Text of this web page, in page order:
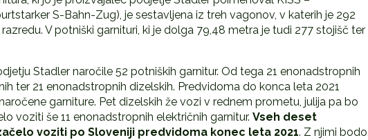
S-Bahn-Zug), je sestavljena iz treh vagonov, v katerih je 292
V potniški garnituri, ki je dolga 79,48 metra je tudi 277 stojišč ter
Stadler naročile 52 potniških garnitur. Od tega 21 enonadstropnih
ter 21 enonadstropnih dizelskih. Predvidoma do konca leta 2021
garniture. Pet dizelskih že vozi v rednem prometu, julija pa bo
voziti še 11 enonadstropnih električnih garnitur. Vseh deset
voziti po Sloveniji predvidoma konec leta 2021. Z njimi bodo